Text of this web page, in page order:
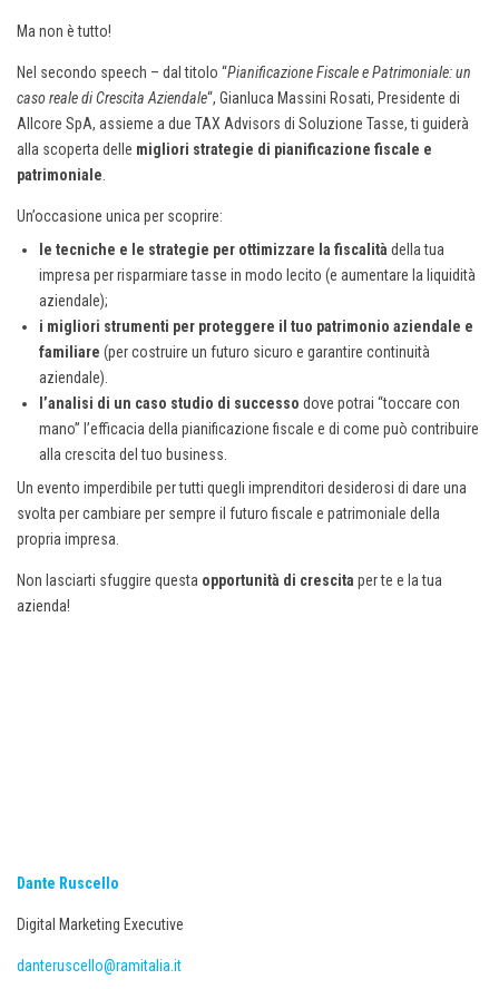
Ma non è tutto!
Nel secondo speech – dal titolo “Pianificazione Fiscale e Patrimoniale: un
caso reale di Crescita Aziendale“, Gianluca Massini Rosati, Presidente di
Allcore SpA, assieme a due TAX Advisors di Soluzione Tasse, ti guiderà
alla scoperta delle migliori strategie di pianificazione fiscale e
patrimoniale
Un’occasione unica per scoprire:
le tecniche e le strategie per ottimizzare la fiscalità della tua
impresa per risparmiare tasse in modo lecito (e aumentare la liquidità
aziendale);
i migliori strumenti per proteggere il tuo patrimonio aziendale e
familiare (per costruire un futuro sicuro e garantire continuità
aziendale).
l’analisi di un caso studio di successo dove potrai “toccare con
mano” l’efficacia della pianificazione fiscale e di come può contribuire
alla crescita del tuo business.
Un evento imperdibile per tutti quegli imprenditori desiderosi di dare una
svolta per cambiare per sempre il futuro fiscale e patrimoniale della
propria impresa.
Non lasciarti sfuggire questa opportunità di crescita per te e la tua
azienda!
Dante Ruscello
Digital Marketing Executive
danteruscello@ramitalia.it